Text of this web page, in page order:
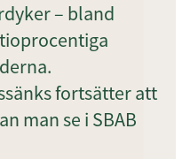
– bland
fortsätter att
man se i SBAB